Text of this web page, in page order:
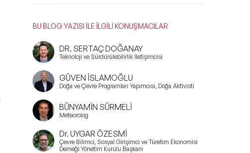
BU BLOG YAZISI İLE İLGİLİ KONUŞMACILAR
DR. SERTAÇ DOĞANAY
Teknoloji ve Sürdürülebilirlik İletişimcisi
GÜVEN İSLAMOĞLU
Doğa ve Çevre Programları Yapımcısı, Doğa Aktivisti
BÜNYAMİN SÜRMELİ
Meteorolog
Dr. UYGAR ÖZESMİ
Çevre Bilimci, Sosyal Girişimci ve Türetim Ekonomisi
Derneği Yönetim Kurulu Başkanı